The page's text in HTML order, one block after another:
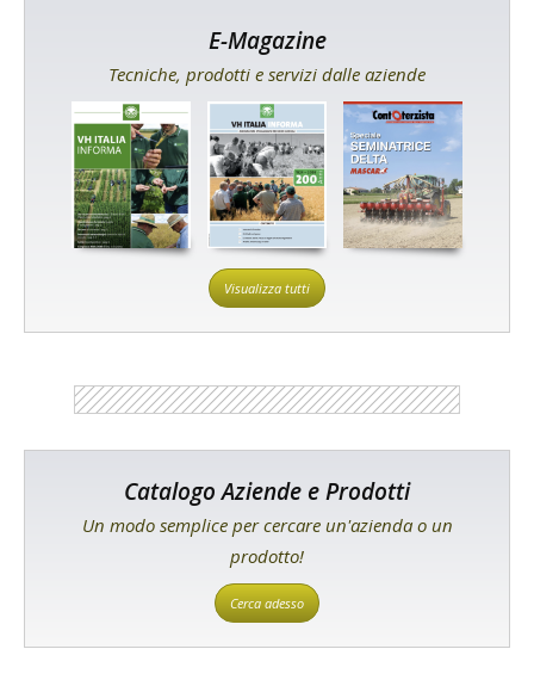
E-Magazine
Tecniche, prodotti e servizi dalle aziende
Visualizza tutti
Catalogo Aziende e Prodotti
Un modo semplice per cercare un'azienda o un
prodotto!
Cerca adesso